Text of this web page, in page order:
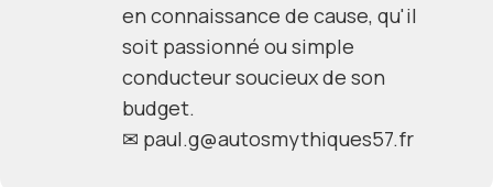
en connaissance de cause, qu'il
soit passionné ou simple
conducteur soucieux de son
budget.
✉ paul.g@autosmythiques57.fr